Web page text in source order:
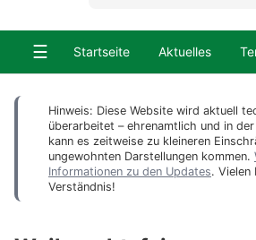
☰ Startseite Aktuelles
Hinweis: Diese Website wird aktuell
überarbeitet – ehrenamtlich und in
kann es zeitweise zu kleineren
ungewohnten Darstellungen kommen.
Informationen zu den Updates. Vielen
Verständnis!